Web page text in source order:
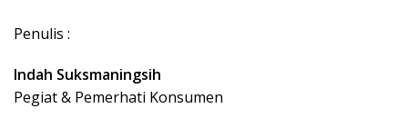
Penulis :
Indah Suksmaningsih
Pegiat & Pemerhati Konsumen